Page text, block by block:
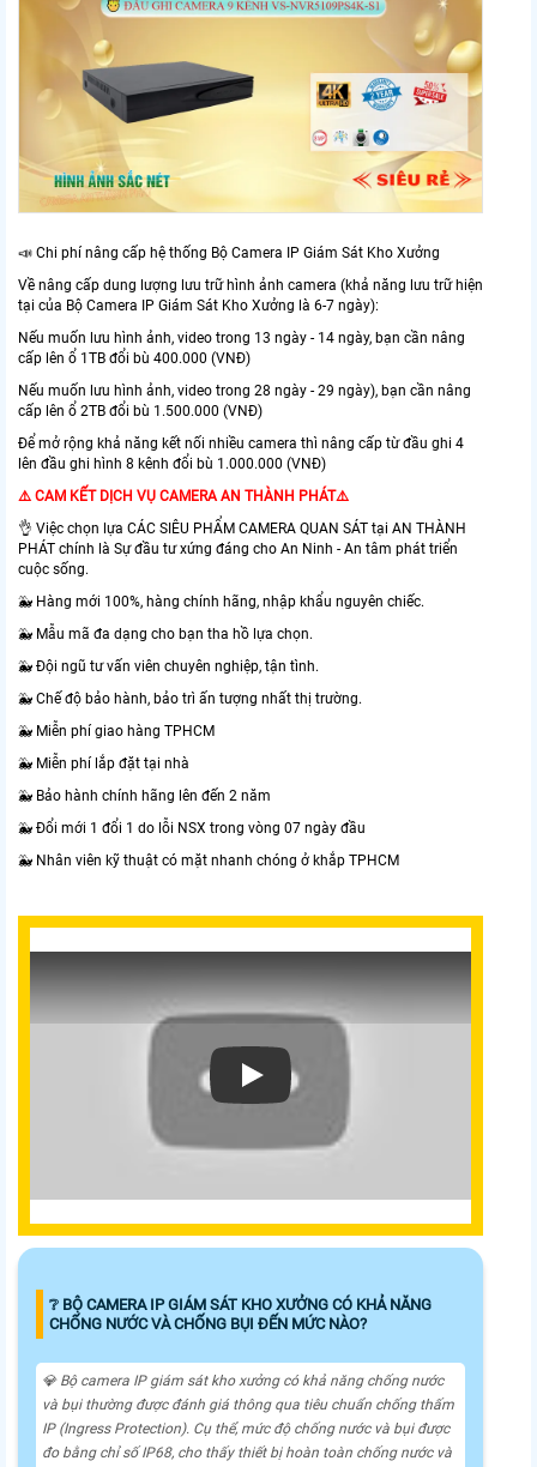
📣 Chi phí nâng cấp hệ thống Bộ Camera IP Giám Sát Kho Xưởng
Về nâng cấp dung lượng lưu trữ hình ảnh camera (khả năng lưu trữ hiện
tại của Bộ Camera IP Giám Sát Kho Xưởng là 6-7 ngày):
Nếu muốn lưu hình ảnh, video trong 13 ngày - 14 ngày, bạn cần nâng
cấp lên ổ 1TB đổi bù 400.000 (VNĐ)
Nếu muốn lưu hình ảnh, video trong 28 ngày - 29 ngày), bạn cần nâng
cấp lên ổ 2TB đổi bù 1.500.000 (VNĐ)
Để mở rộng khả năng kết nối nhiều camera thì nâng cấp từ đầu ghi 4
lên đầu ghi hình 8 kênh đổi bù 1.000.000 (VNĐ)
⚠️ CAM KẾT DỊCH VỤ CAMERA AN THÀNH PHÁT⚠️
👌 Việc chọn lựa CÁC SIÊU PHẨM CAMERA QUAN SÁT tại AN THÀNH
PHÁT chính là Sự đầu tư xứng đáng cho An Ninh - An tâm phát triển
cuộc sống.
🐳 Hàng mới 100%, hàng chính hãng, nhập khẩu nguyên chiếc.
🐳 Mẫu mã đa dạng cho bạn tha hồ lựa chọn.
🐳 Đội ngũ tư vấn viên chuyên nghiệp, tận tình.
🐳 Chế độ bảo hành, bảo trì ấn tượng nhất thị trường.
🐳 Miễn phí giao hàng TPHCM
🐳 Miễn phí lắp đặt tại nhà
🐳 Bảo hành chính hãng lên đến 2 năm
🐳 Đổi mới 1 đổi 1 do lỗi NSX trong vòng 07 ngày đầu
🐳 Nhân viên kỹ thuật có mặt nhanh chóng ở khắp TPHCM
❔ BỘ CAMERA IP GIÁM SÁT KHO XƯỞNG CÓ KHẢ NĂNG
CHỐNG NƯỚC VÀ CHỐNG BỤI ĐẾN MỨC NÀO?
💎 Bộ camera IP giám sát kho xưởng có khả năng chống nước
và bụi thường được đánh giá thông qua tiêu chuẩn chống thấm
IP (Ingress Protection). Cụ thể, mức độ chống nước và bụi được
đo bằng chỉ số IP68, cho thấy thiết bị hoàn toàn chống nước và